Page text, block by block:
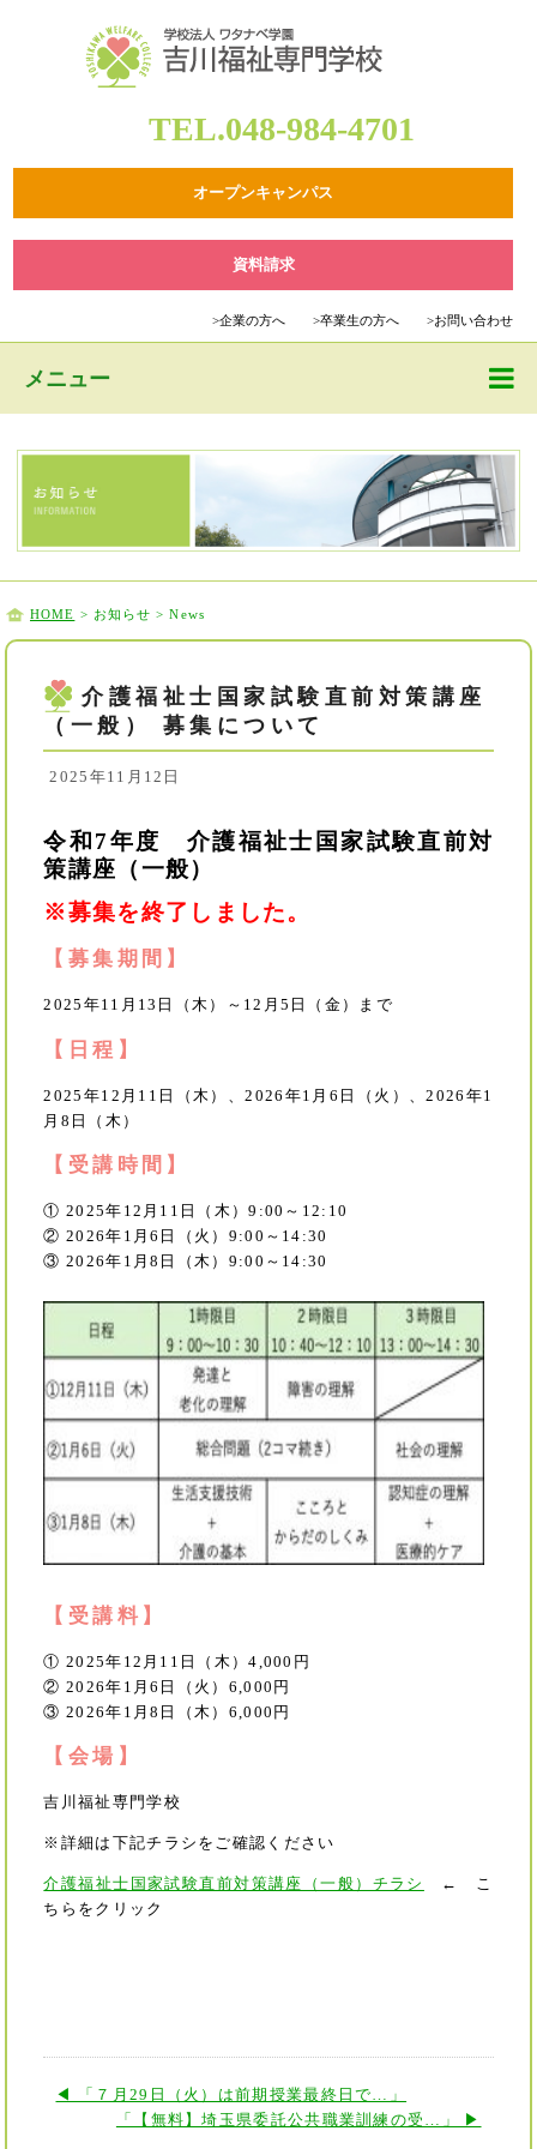
TEL.048-984-4701
オープンキャンパス
資料請求
>企業の方へ >卒業生の方へ >お問い合わせ
メニュー
HOME > お知らせ > News
介護福祉士国家試験直前対策講座
（一般） 募集について
2025年11月12日
令和7年度 介護福祉士国家試験直前対
策講座（一般）
※募集を終了しました。
【募集期間】
2025年11月13日（木）～12月5日（金）まで
【日程】
2025年12月11日（木）、2026年1月6日（火）、2026年1
月8日（木）
【受講時間】
① 2025年12月11日（木）9:00～12:10
② 2026年1月6日（火）9:00～14:30
③ 2026年1月8日（木）9:00～14:30
【受講料】
① 2025年12月11日（木）4,000円
② 2026年1月6日（火）6,000円
③ 2026年1月8日（木）6,000円
【会場】
吉川福祉専門学校
※詳細は下記チラシをご確認ください
介護福祉士国家試験直前対策講座（一般）チラシ
← こ
ちらをクリック
◀ 「７月29日（火）は前期授業最終日で…」
「【無料】埼玉県委託公共職業訓練の受…」 ▶